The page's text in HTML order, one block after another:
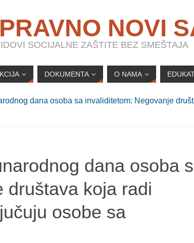
NOVI
SOCIJALNE ZAŠTITE BEZ SMEŠTAJA
DOKUMENTA O NAMA
dana osoba sa invaliditetom: Negovanje
dana osoba
društava koja radi
osobe sa